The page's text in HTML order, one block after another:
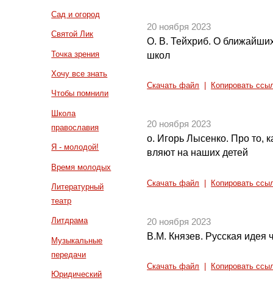
Сад и огород
Святой Лик
Точка зрения
Хочу все знать
Чтобы помнили
Школа
православия
Я - молодой!
Время молодых
Литературный
театр
Литдрама
Музыкальные
передачи
Юридический
20 ноября 2023
О. В. Тейхриб. О
школ
Скачать файл Копировать
20 ноября 2023
о. Игорь Лысенко. Про то,
вляют на наших детей
Скачать файл Копировать
20 ноября 2023
В.М. Князев. Русская идея
Скачать файл Копировать